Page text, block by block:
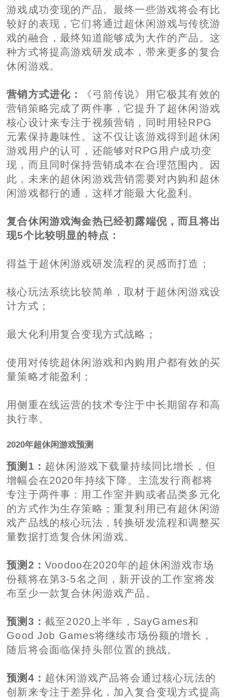
游戏成功变现的产品。最终一些游戏将会有比
较好的表现，它们将通过超休闲游戏与传统游
戏的融合，最终知道能够成为大作的产品。这
种方式将提高游戏研发成本，带来更多的复合
休闲游戏。
营销方式进化：
《弓箭传说》用它极其有效的
营销策略完成了两件事，它提升了超休闲游戏
核心设计来专注于视频营销，同时用轻RPG
元素保持趣味性。这不仅让该游戏得到超休闲
游戏用户的认可，还能够对RPG用户成功变
现，而且同时保持营销成本在合理范围内。因
此，未来的超休闲游戏营销需要对内购和超休
闲游戏都行的通，这样才能最大化盈利。
复合休闲游戏淘金热已经初露端倪，而且将出
现5个比较明显的特点：
得益于超休闲游戏研发流程的灵感而打造；
核心玩法系统比较简单，取材于超休闲游戏设
计方式；
最大化利用复合变现方式战略；
使用对传统超休闲游戏和内购用户都有效的买
量策略才能盈利；
用侧重在线运营的技术专注于中长期留存和高
执行率。
2020年超休闲游戏预测
预测1： 超休闲游戏下载量持续同比增长，但
增幅会在2020年持续下降。主流发行商都将
专注于两件事：用工作室并购或者品类多元化
的方式作为生存策略；重复利用已有超休闲游
戏产品线的核心玩法，转换研发流程和调整买
量数据打造复合休闲游戏。
预测2： Voodoo在2020年的超休闲游戏市场
份额将在第3-5名之间，新开设的工作室将发
布至少一款复合休闲游戏产品。
预测3： 截至2020上半年，SayGames和
Good Job Games将继续市场份额的增长，
随后将会面临保持头部位置的挑战。
预测4： 超休闲游戏产品将会通过核心玩法的
创新来专注于差异化，加入复合变现方式提高